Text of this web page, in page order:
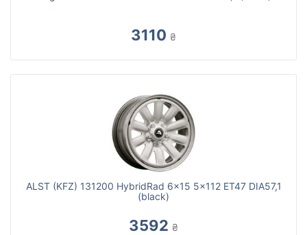
3110 ₴
ALST (KFZ) 131200 HybridRad 6x15 5x112 ET47 DIA57,1
(black)
3592 ₴